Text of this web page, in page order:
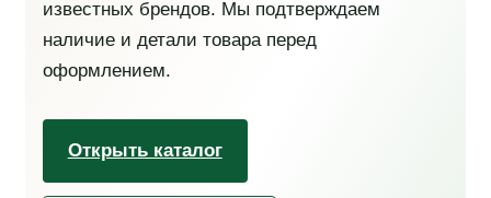
известных брендов. Мы подтверждаем
наличие и детали товара перед
оформлением.
Открыть каталог